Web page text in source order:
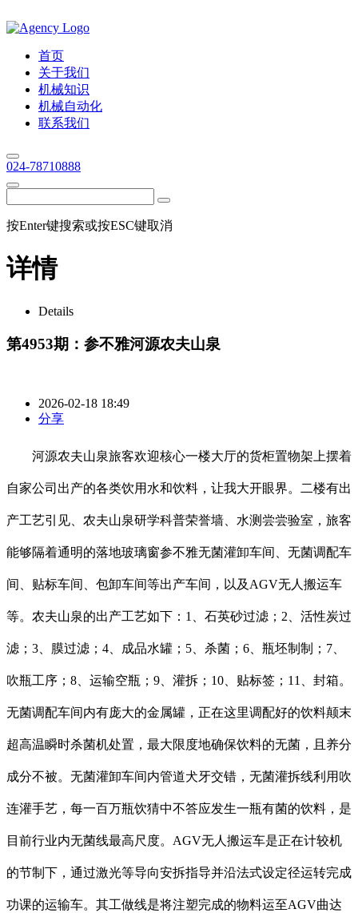
首页
关于我们
机械知识
机械自动化
联系我们
024-78710888
按Enter键搜索或按ESC键取消
详情
Details
第4953期：参不雅河源农夫山泉
2026-02-18 18:49
分享
河源农夫山泉旅客欢迎核心一楼大厅的货柜置物架上摆着
自家公司出产的各类饮用水和饮料，让我大开眼界。二楼有出
产工艺引见、农夫山泉研学科普荣誉墙、水测尝尝验室，旅客
能够隔着通明的落地玻璃窗参不雅无菌灌卸车间、无菌调配车
间、贴标车间、包卸车间等出产车间，以及AGV无人搬运车
等。农夫山泉的出产工艺如下：1、石英砂过滤；2、活性炭过
滤；3、膜过滤；4、成品水罐；5、杀菌；6、瓶坯制制；7、
吹瓶工序；8、运输空瓶；9、灌拆；10、贴标签；11、封箱。
无菌调配车间内有庞大的金属罐，正在这里调配好的饮料颠末
超高温瞬时杀菌机处置，最大限度地确保饮料的无菌，且养分
成分不被。无菌灌卸车间内管道犬牙交错，无菌灌拆线利用吹
连灌手艺，每一百万瓶饮猜中不答应发生一瓶有菌的饮料，是
目前行业内无菌线最高尺度。AGV无人搬运车是正在计较机
的节制下，通过激光等导向安拆指导并沿法式设定径运转完成
功课的运输车。其工做线是将注塑完成的物料运至AGV曲达